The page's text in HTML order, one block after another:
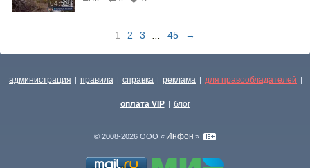
04:51
1 2 3 45 →
администрация | правила | справка | реклама | для правообладателей |
оплата VIP | блог
© 2008-2026 ООО « Инфон »